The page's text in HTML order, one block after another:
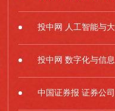
投中网 人工智能与
投中网 数字化与信
中国证券报 证券公